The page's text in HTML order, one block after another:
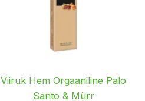
Viiruk Hem Orgaaniline Palo
Santo & Mürr